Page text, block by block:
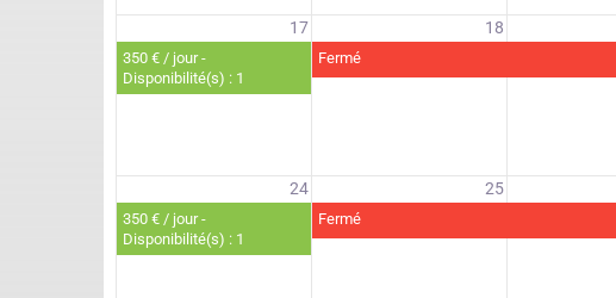
Fermé
350 € / jour -
Disponibilité(s) : 1
Fermé
350 € / jour -
Disponibilité(s) : 1
17 18
24 25